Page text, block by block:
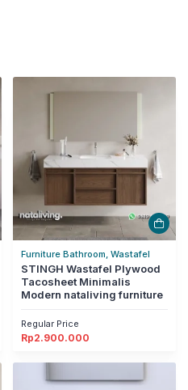
Furniture Bathroom, Wastafel
STINGH Wastafel Plywood
Tacosheet Minimalis
Modern nataliving furniture
Regular Price
Rp2.900.000